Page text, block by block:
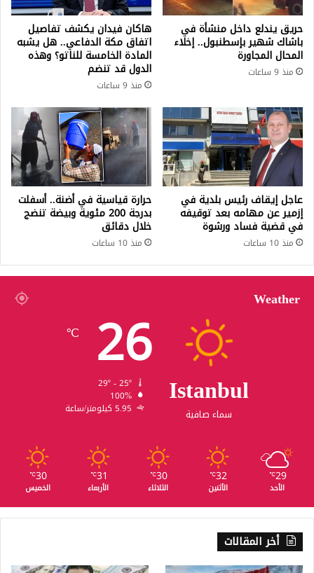
حريق يندلع داخل منشأة في
باشاك شهير بإسطنبول.. إخلاء
المحال المجاورة
منذ 9 ساعات
هاكان فيدان يكشف تفاصيل
اتفاق مكة الدفاعي.. هل يشبه
المادة الخامسة للناتو؟ وهذه
الدول قد تنضم
منذ 9 ساعات
عاجل إيقاف رئيس بلدية في
إزمير عن مهامه بعد توقيفه
في قضية فساد ورشوة
منذ 10 ساعات
حرارة قياسية في أضنة.. أسفلت
بدرجة 200 مئوية وبيضة تنضج
خلال دقائق
منذ 10 ساعات
Weather
Istanbul
سماء صافية
26
℃
100%
5.95 كيلومتر/ساعة
29
℃
الأحد
32
℃
الأثنين
30
℃
الثلاثاء
31
℃
الأربعاء
30
℃
الخميس
أخر المقالات